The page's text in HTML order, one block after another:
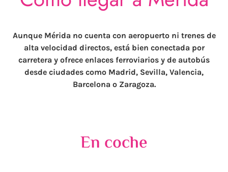
Aunque Mérida no cuenta con aeropuerto ni trenes de
alta velocidad directos, está bien conectada por
carretera y ofrece enlaces ferroviarios y de autobús
desde ciudades como Madrid, Sevilla, Valencia,
Barcelona o Zaragoza.
En coche